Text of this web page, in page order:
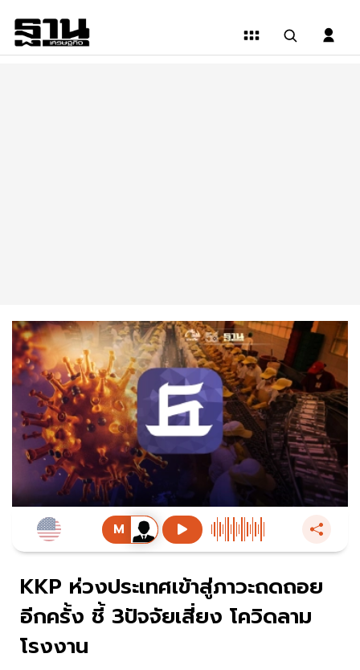
KKP ห่วงประเทศเข้าสู่ภาวะถดถอย
อีกครั้ง ชี้ 3ปัจจัยเสี่ยง โควิดลาม
โรงงาน